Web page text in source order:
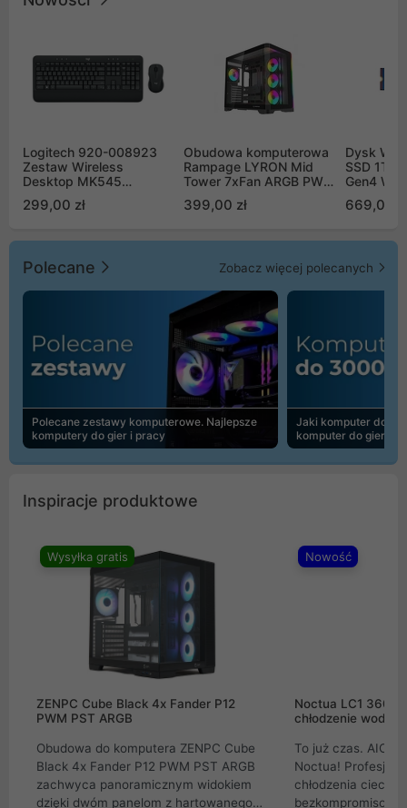
Logitech 920-008923
Zestaw Wireless
Desktop MK545
299,00 zł
Obudowa komputerowa
Rampage LYRON Mid
Tower 7xFan ARGB PWM
399,00 zł
Dysk WD
SSD 1TB
Gen4
669,00
Polecane Zobacz więcej polecanych
Polecane zestawy komputerowe. Najlepsze
komputery do gier i pracy
Jaki komputer do
komputer do gier |
Inspiracje produktowe
Wysyłka gratis
ZENPC Cube Black 4x Fander P12
PWM PST ARGB
Obudowa do komputera ZENPC Cube
Black 4x Fander P12 PWM PST ARGB
zachwyca panoramicznym widokiem
dzięki dwóm panelom z hartowanego
Nowość
Noctua LC1
chłodzenie wodne
To już czas. AIO
Noctua!
chłodzenia cieczą